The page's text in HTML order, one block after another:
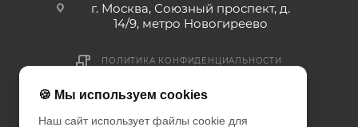
г. Москва, Союзный проспект, д.
14/9, метро Новогиреево
ПОЛИТИКА КОНФИДЕНЦИАЛЬНОСТИ
🍪 Мы используем cookies
Наш сайт использует файлы cookie для